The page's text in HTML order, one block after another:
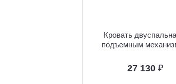
Кровать
подъемным
27 130 ₽